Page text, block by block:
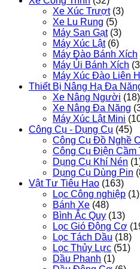
Xe Xúc Trượt (3)
Xe Lu Rung (5)
Máy San Gạt (3)
Máy Xúc Lật (6)
Máy Đào Bánh Xích
Máy Ủi Bánh Xích
Máy Xúc Đào Liên
Thiết Bị Nâng Hạ Đa
Xe Nâng Người (18)
Xe Nâng Đa Năng
Máy Xúc Lật Mini
Công Cụ - Dụng Cụ (45)
Công Cụ Đồ Nghề
Công Cụ Điện Cầm
Dụng Cụ Khí Nén
Dụng Cụ Dùng Pin
Vật Tư Tiêu Hao (163)
Lọc Công nghiệp (1)
Bánh Xe (48)
Bình Ắc Quy (13)
Lọc Gió Động Cơ
Lọc Tách Dầu (18)
Lọc Thủy Lực (51)
Dầu Phanh (1)